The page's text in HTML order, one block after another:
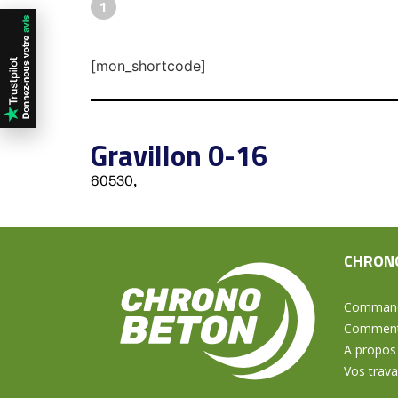
1
[mon_shortcode]
Gravillon 0-16
60530,
A propos
Vos